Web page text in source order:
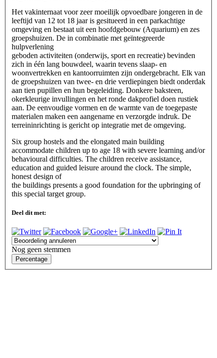
Het vakinternaat voor zeer moeilijk opvoedbare jongeren in de
leeftijd van 12 tot 18 jaar is gesitueerd in een parkachtige
omgeving en bestaat uit een hoofdgebouw (Aquarium) en zes
groepshuizen. De in combinatie met geïntegreerde
hulpverlening
geboden activiteiten (onderwijs, sport en recreatie) bevinden
zich in één lang bouwdeel, waarin tevens slaap- en
woonvertrekken en kantoorruimten zijn ondergebracht. Elk van
de groepshuizen van twee- en drie verdiepingen biedt onderdak
aan tien pupillen en hun begeleiding. Donkere baksteen,
okerkleurige invullingen en het ronde dakprofiel doen rustiek
aan. De eenvoudige vormen en de warmte van de toegepaste
materialen maken een aangename en verzorgde indruk. De
terreininrichting is gericht op integratie met de omgeving.
Six group hostels and the elongated main building
accommodate children up to age 18 with severe learning and/or
behavioural difficulties. The children receive assistance,
education and guided leisure around the clock. The simple,
honest design of
the buildings presents a good foundation for the upbringing of
this special target group.
Deel dit met:
Nog geen stemmen